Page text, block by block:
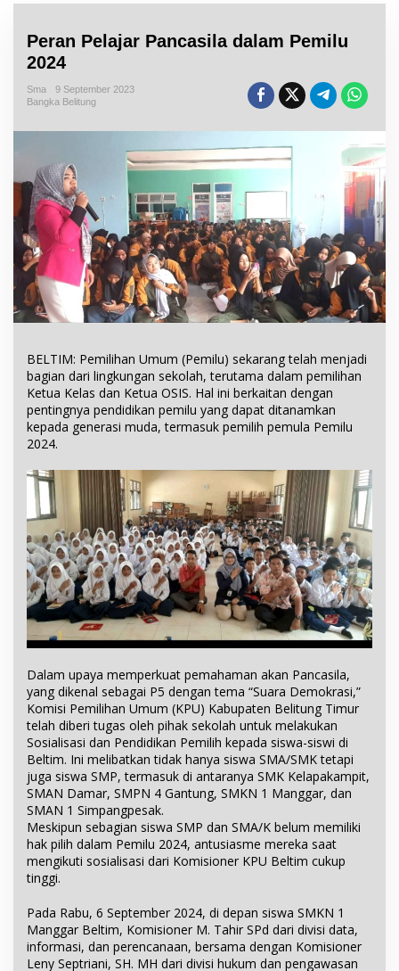
Peran Pelajar Pancasila dalam Pemilu
2024
Sma
9 September 2023
Bangka Belitung
BELTIM: Pemilihan Umum (Pemilu) sekarang telah menjadi
bagian dari lingkungan sekolah, terutama dalam pemilihan
Ketua Kelas dan Ketua OSIS. Hal ini berkaitan dengan
pentingnya pendidikan pemilu yang dapat ditanamkan
kepada generasi muda, termasuk pemilih pemula Pemilu
2024.
Dalam upaya memperkuat pemahaman akan Pancasila,
yang dikenal sebagai P5 dengan tema “Suara Demokrasi,”
Komisi Pemilihan Umum (KPU) Kabupaten Belitung Timur
telah diberi tugas oleh pihak sekolah untuk melakukan
Sosialisasi dan Pendidikan Pemilih kepada siswa-siswi di
Beltim. Ini melibatkan tidak hanya siswa SMA/SMK tetapi
juga siswa SMP, termasuk di antaranya SMK Kelapakampit,
SMAN Damar, SMPN 4 Gantung, SMKN 1 Manggar, dan
SMAN 1 Simpangpesak.
Meskipun sebagian siswa SMP dan SMA/K belum memiliki
hak pilih dalam Pemilu 2024, antusiasme mereka saat
mengikuti sosialisasi dari Komisioner KPU Beltim cukup
tinggi.
Pada Rabu, 6 September 2024, di depan siswa SMKN 1
Manggar Beltim, Komisioner M. Tahir SPd dari divisi data,
informasi, dan perencanaan, bersama dengan Komisioner
Leny Septriani, SH. MH dari divisi hukum dan pengawasan